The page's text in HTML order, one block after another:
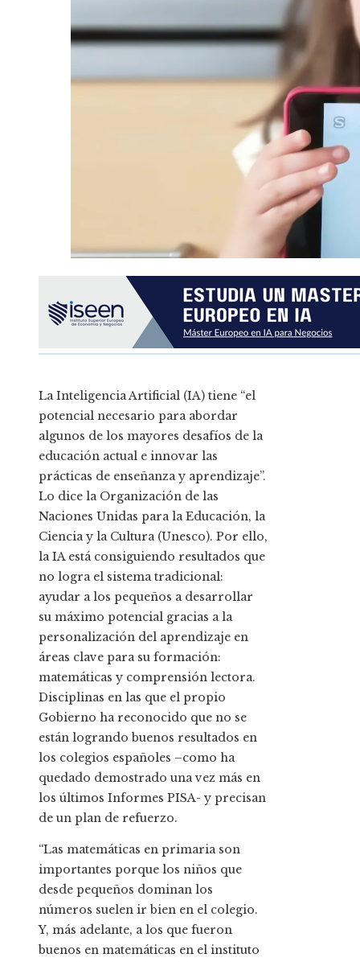
La Inteligencia Artificial (IA) tiene “el
potencial necesario para abordar
algunos de los mayores desafíos de la
educación actual e innovar las
prácticas de enseñanza y aprendizaje”.
Lo dice la Organización de las
Naciones Unidas para la Educación, la
Ciencia y la Cultura (Unesco). Por ello,
la IA está consiguiendo resultados que
no logra el sistema tradicional:
ayudar a los pequeños a desarrollar
su máximo potencial gracias a la
personalización del aprendizaje en
áreas clave para su formación:
matemáticas y comprensión lectora.
Disciplinas en las que el propio
Gobierno ha reconocido que no se
están logrando buenos resultados en
los colegios españoles –como ha
quedado demostrado una vez más en
los últimos Informes PISA- y precisan
de un plan de refuerzo.
“Las matemáticas en primaria son
importantes porque los niños que
desde pequeños dominan los
números suelen ir bien en el colegio.
Y, más adelante, a los que fueron
buenos en matemáticas en el instituto